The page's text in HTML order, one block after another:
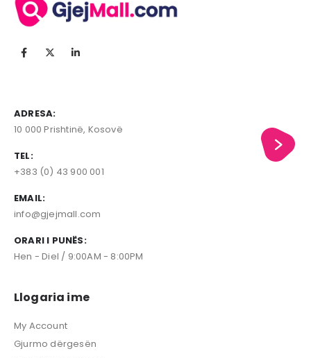
ADRESA:
10 000 Prishtinë, Kosovë
TEL:
+383 (0) 43 900 001
EMAIL:
info@gjejmall.com
ORARI I PUNËS:
Hen - Diel / 9:00AM - 8:00PM
Llogaria ime
My Account
Gjurmo dërgesën